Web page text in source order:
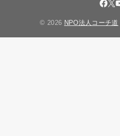
© 2026 NPO法人コーチ道